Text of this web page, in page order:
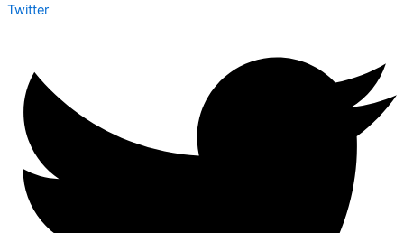
Twitter